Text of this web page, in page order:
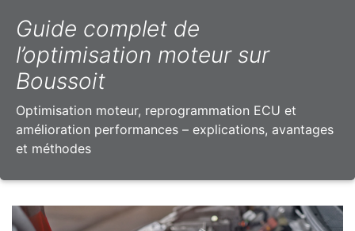
Guide complet de
l’optimisation moteur sur
Boussoit
Optimisation moteur, reprogrammation ECU et
amélioration performances – explications, avantages
et méthodes